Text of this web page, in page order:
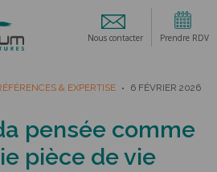
Nous contacter Prendre RDV
& EXPERTISE 6 FÉVRIER 2026
pensée comme
pièce de vie